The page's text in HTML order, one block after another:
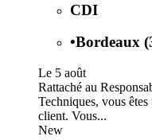
CDI
•Bordeaux
Le 5 août
Rattaché au
Techniques, vous
client. Vous...
New